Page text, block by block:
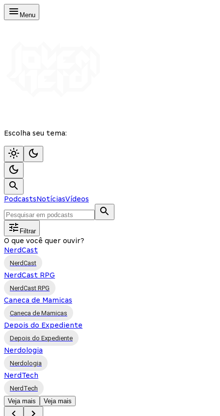
Menu
Escolha seu tema:
PodcastsNotíciasVídeos
Filtrar
O que você quer ouvir?
NerdCast
NerdCast
NerdCast RPG
NerdCast RPG
Caneca de Mamicas
Caneca de Mamicas
Depois do Expediente
Depois do Expediente
Nerdologia
Nerdologia
NerdTech
NerdTech
Veja mais
Veja mais